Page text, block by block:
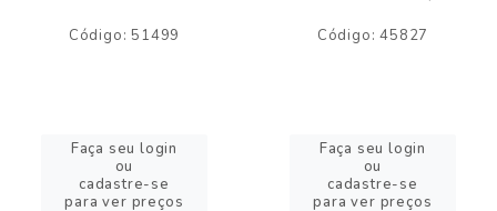
Código: 51499
Faça seu login
ou
cadastre-se
para ver preços
Código: 45827
Faça seu login
ou
cadastre-se
para ver preços